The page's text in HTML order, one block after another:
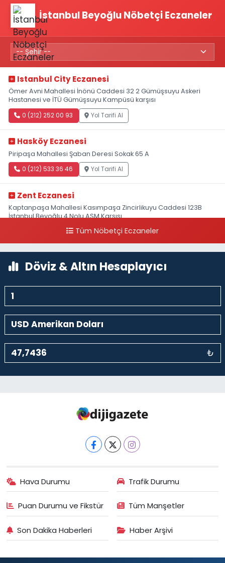
İstanbul Beyoğlu Nöbetçi Eczaneler
Istanbul City Eczanesi
Ömer Avni Mahallesi İnönü Caddesi 32 2 Gümüşsuyu Askeri
Hastanesi ve İTÜ Gümüşsuyu Kampüsü karşısı
0 (212) 252 00 93 Yol Tarifi Al
Hasköy Eczanesi
Piripaşa Mahallesi Şaban Deresi Sokak 65 A
0 (212) 533 36 46 Yol Tarifi Al
Zent Eczanesi
Kaptanpaşa Mahallesi Kasımpaşa Zincirlikuyu Caddesi 123B
İstanbul Beyoğlu 4 Nolu ASM Karşısı
0 (212) 297 96 92 Yol Tarifi Al
Tüm Nöbetçi Eczaneler
Döviz & Altın Hesaplayıcı
₺
Hava Durumu Trafik Durumu
Puan Durumu ve Fikstür Tüm Manşetler
Son Dakika Haberleri Haber Arşivi